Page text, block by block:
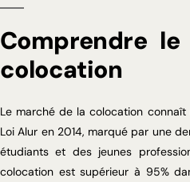
Comprendre
colocation
Le marché de la colocation
Loi Alur en 2014, marqué par une
étudiants et des jeunes
colocation est supérieur à 95%